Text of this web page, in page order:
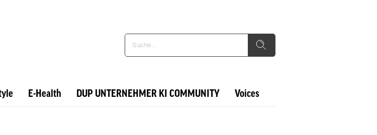
E-Health DUP UNTERNEHMER KI COMMUNITY Voices